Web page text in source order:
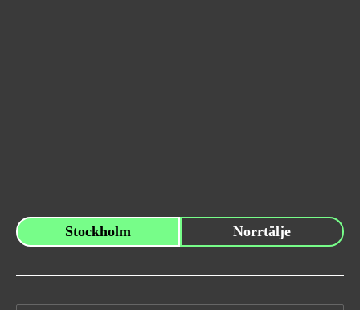
Stockholm Norrtälje